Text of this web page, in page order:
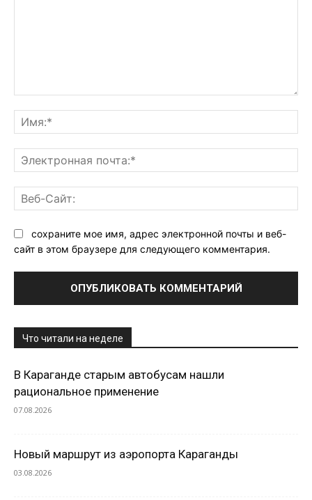
сохраните мое имя, адрес электронной почты и веб-
сайт в этом браузере для следующего комментария.
Что читали на неделе
В Караганде старым автобусам нашли
рациональное применение
07.08.2026
Новый маршрут из аэропорта Караганды
03.08.2026